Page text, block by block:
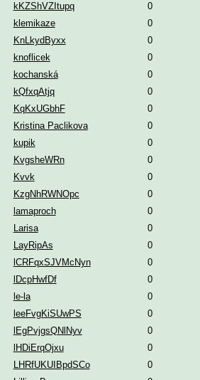
kKZShVZItupq
0
klemikaze
0
KnLkydByxx
0
knoflicek
0
kochanská
0
kQfxqAtjq
0
KqKxUGbhF
0
Kristina Paclikova
0
kupik
0
KvgsheWRn
0
Kvvk
0
KzgNhRWNOpc
0
lamaproch
0
Larisa
0
LayRipAs
0
lCRFqxSJVMcNyn
0
lDcpHwfDf
0
le-la
0
leeFvgKiSUwPS
0
lEgPvjgsQNlNyv
0
lHDiErqOjxu
0
LHRfUKUIBpdSCo
0